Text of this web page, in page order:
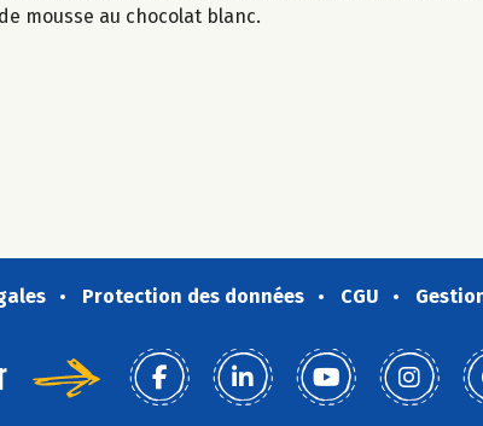
mousse au chocolat blanc.
Protection des données CGU